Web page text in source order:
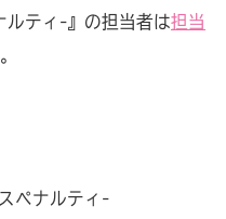
ルティ-』の担当者は担当
ペナルティ-